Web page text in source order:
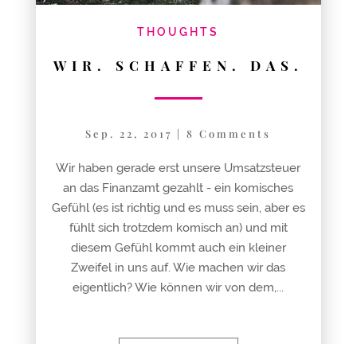
THOUGHTS
WIR. SCHAFFEN. DAS.
Sep. 22, 2017 |8 Comments
Wir haben gerade erst unsere Umsatzsteuer
an das Finanzamt gezahlt - ein komisches
Gefühl (es ist richtig und es muss sein, aber es
fühlt sich trotzdem komisch an) und mit
diesem Gefühl kommt auch ein kleiner
Zweifel in uns auf. Wie machen wir das
eigentlich? Wie können wir von dem,...